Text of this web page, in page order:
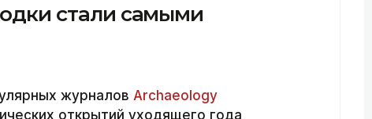
стали самыми
журналов Archaeology
открытий уходящего года,